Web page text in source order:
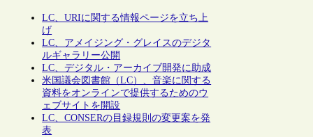
LC、URIに関する情報ページを立ち上
げ
LC、アメイジング・グレイスのデジタ
ルギャラリー公開
LC、デジタル・アーカイブ開発に助成
米国議会図書館（LC）、音楽に関する
資料をオンラインで提供するためのウ
ェブサイトを開設
LC、CONSERの目録規則の変更案を発
表